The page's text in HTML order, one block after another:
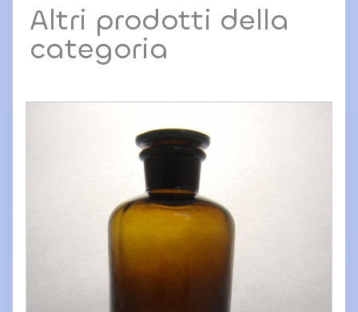
Altri prodotti della
categoria